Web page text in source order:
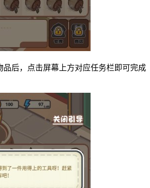
品后，点击屏幕上方对应任务栏即可完成